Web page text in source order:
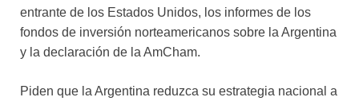
entrante de los Estados Unidos, los informes de los
fondos de inversión norteamericanos sobre la Argentina
y la declaración de la AmCham.
Piden que la Argentina reduzca su estrategia nacional a